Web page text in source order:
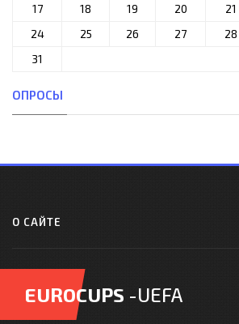
17
18 19 20 21
24
25 26 27 28
31
ОПРОСЫ
О САЙТЕ
EUROCUPS -UEFA